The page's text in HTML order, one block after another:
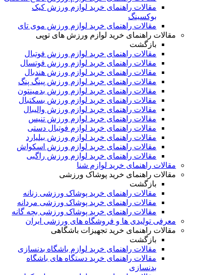
مقالات راهنمای خرید لوازم ورزش کیک
بوکسینگ
مقالات راهنمای خرید لوازم ورزش موی تای
مقالات راهنمای خرید لوازم ورزش های توپی
بازگشت
مقالات راهنمای خرید لوازم ورزش فوتبال
مقالات راهنمای خرید لوازم ورزش فوتسال
مقالات راهنمای خرید لوازم ورزش هندبال
مقالات راهنمای خرید لوازم ورزش پینگ پنگ
مقالات راهنمای خرید لوازم ورزش بدمینتون
مقالات راهنمای خرید لوازم ورزش بسکتبال
مقالات راهنمای خرید لوازم ورزش والیبال
مقالات راهنمای خرید لوازم ورزش تنیس
مقالات راهنمای خرید لوازم فوتبال دستی
مقالات راهنمای خرید لوازم ورزش بیلیارد
مقالات راهنمای خرید لوازم ورزش اسکواش
مقالات راهنمای خرید لوازم ورزش راگبی
مقالات راهنمای خرید لوازم شنا
مقالات راهنمای خرید پوشاک ورزشی
بازگشت
مقالات راهنمای خرید پوشاک ورزشی زنانه
مقالات راهنمای خرید پوشاک ورزشی مردانه
مقالات راهنمای خرید پوشاک ورزشی بچه گانه
معرفی تولیدی ها و فروشگاه های ورزشی ایران
مقالات راهنمای خرید تجهیزات باشگاهی
بازگشت
مقالات راهنمای خرید لوازم باشگاه بدنسازی
مقالات راهنمای خرید دستگاه های باشگاه
بدنسازی